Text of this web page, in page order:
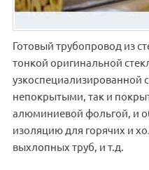
Готовый трубопровод из
тонкой оригинальной
узкоспециализированной
непокрытыми, так и
алюминиевой фольгой, и
изоляцию для горячих и
выхлопных труб, и т.д.